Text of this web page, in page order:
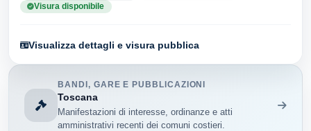
Visura disponibile
Visualizza dettagli e visura pubblica
BANDI, GARE E PUBBLICAZIONI
Toscana
Manifestazioni di interesse, ordinanze e atti
amministrativi recenti dei comuni costieri.